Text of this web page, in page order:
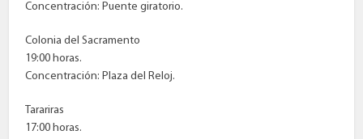
Concentración: Puente giratorio.
Colonia del Sacramento
19:00 horas.
Concentración: Plaza del Reloj.
Tarariras
17:00 horas.